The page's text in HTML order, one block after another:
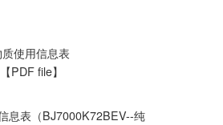
使用信息表
PDF file】
息表（BJ7000K72BEV--纯